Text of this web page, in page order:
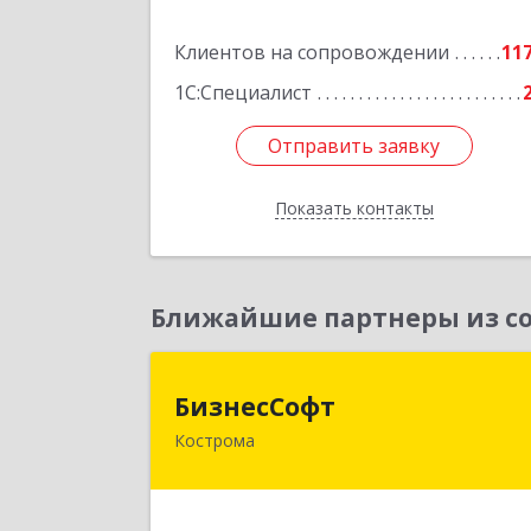
Клиентов на сопровождении
1С:Специалист
Отправить заявку
Показать контакты
Отправить заявку
Назад
Ближайшие партнеры из
БизнесСофт
Кострома
156016, Костромская обл, Кострома г,